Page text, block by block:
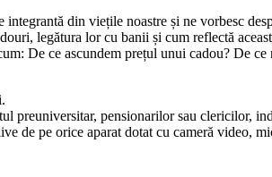
din viețile noastre și ne vorbesc
legătura lor cu banii și cum reflectă
De ce ascundem prețul unui cadou? De
preuniversitar, pensionarilor sau clericilor,
de pe orice aparat dotat cu cameră video,